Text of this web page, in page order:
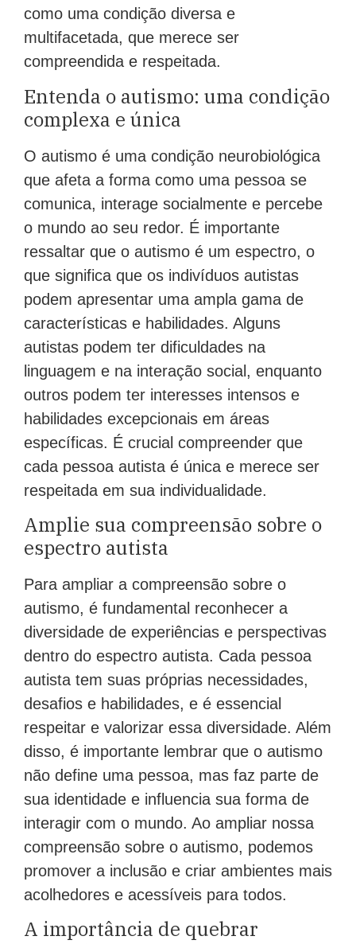
como uma condição diversa e
multifacetada, que merece ser
compreendida e respeitada.
Entenda o autismo: uma condição
complexa e única
O autismo é uma condição neurobiológica
que afeta a forma como uma pessoa se
comunica, interage socialmente e percebe
o mundo ao seu redor. É importante
ressaltar que o autismo é um espectro, o
que significa que os indivíduos autistas
podem apresentar uma ampla gama de
características e habilidades. Alguns
autistas podem ter dificuldades na
linguagem e na interação social, enquanto
outros podem ter interesses intensos e
habilidades excepcionais em áreas
específicas. É crucial compreender que
cada pessoa autista é única e merece ser
respeitada em sua individualidade.
Amplie sua compreensão sobre o
espectro autista
Para ampliar a compreensão sobre o
autismo, é fundamental reconhecer a
diversidade de experiências e perspectivas
dentro do espectro autista. Cada pessoa
autista tem suas próprias necessidades,
desafios e habilidades, e é essencial
respeitar e valorizar essa diversidade. Além
disso, é importante lembrar que o autismo
não define uma pessoa, mas faz parte de
sua identidade e influencia sua forma de
interagir com o mundo. Ao ampliar nossa
compreensão sobre o autismo, podemos
promover a inclusão e criar ambientes mais
acolhedores e acessíveis para todos.
A importância de quebrar